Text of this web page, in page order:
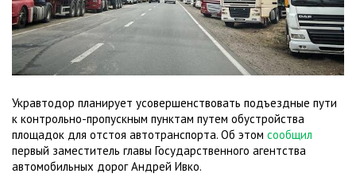
Укравтодор планирует усовершенствовать подъездные пути
к контрольно-пропускным пунктам путем обустройства
площадок для отстоя автотранспорта. Об этом сообщил
первый заместитель главы Государственного агентства
автомобильных дорог Андрей Ивко.